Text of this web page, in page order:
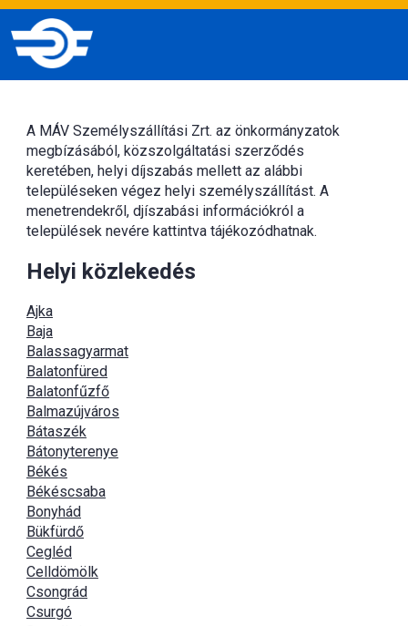
A MÁV Személyszállítási Zrt. az önkormányzatok
megbízásából, közszolgáltatási szerződés
keretében, helyi díjszabás mellett az alábbi
településeken végez helyi személyszállítást. A
menetrendekről, djíszabási információkról a
települések nevére kattintva tájékozódhatnak.
Helyi közlekedés
Ajka
Baja
Balassagyarmat
Balatonfüred
Balatonfűzfő
Balmazújváros
Bátaszék
Bátonyterenye
Békés
Békéscsaba
Bonyhád
Bükfürdő
Cegléd
Celldömölk
Csongrád
Csurgó